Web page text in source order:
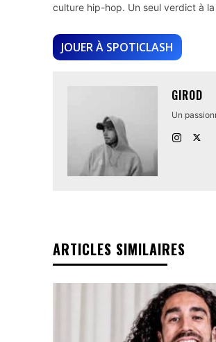
culture hip-hop. Un seul verdict à
JOUER À SPOTICLASH
GIROD
Un
ARTICLES SIMILAIRES